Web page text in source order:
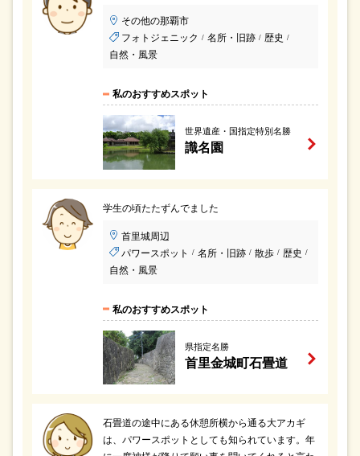
その他の那覇市
フォトジェニック / 名所・旧跡 / 歴史 /
自然・風景
私のおすすめスポット
世界遺産・国指定特別名勝
識名園
学生の頃たたずんでました
首里城周辺
パワースポット / 名所・旧跡 / 散歩 / 歴史 /
自然・風景
私のおすすめスポット
県指定名勝
首里金城町石畳道
石畳道の途中にある休憩所横から通る大アカギ
は、パワースポットとしても知られています。年